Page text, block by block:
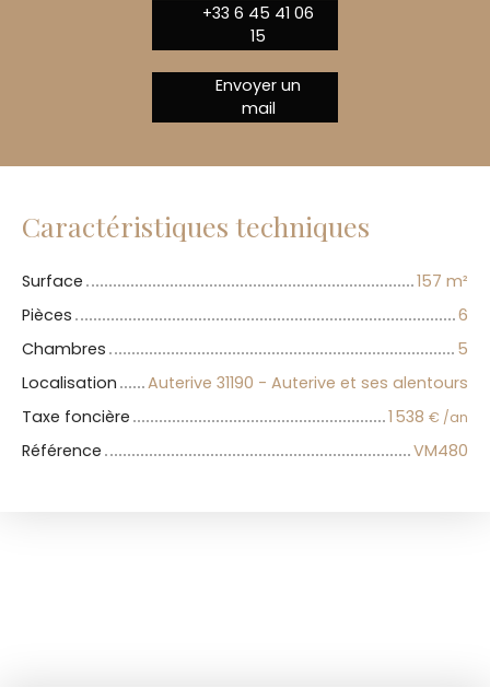
+33 6 45 41 06
15
Envoyer un
mail
Caractéristiques techniques
Surface 157 m²
Pièces
6
Chambres
5
Localisation
Auterive 31190 - Auterive et ses alentours
Taxe foncière
1 538 € /an
Référence VM480